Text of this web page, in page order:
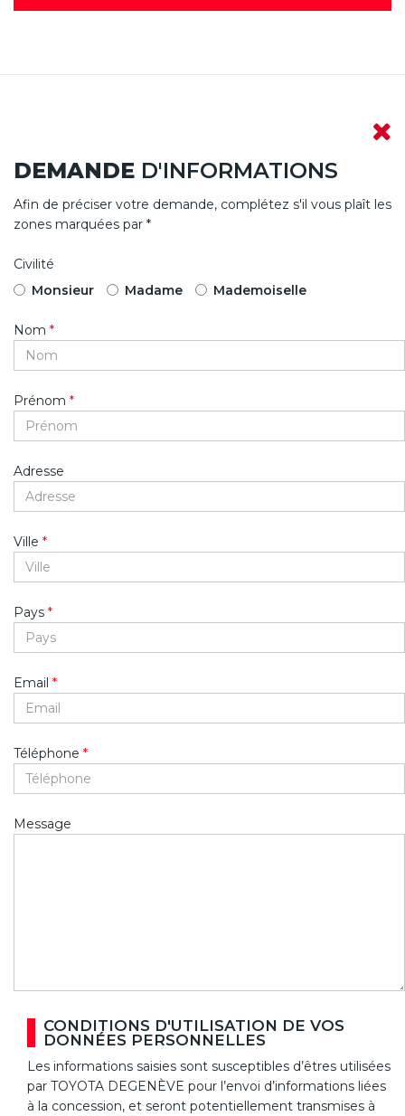
DEMANDE D'INFORMATIONS
Afin de préciser votre demande, complétez s'il vous plaît les
zones marquées par *
Civilité
Monsieur
Madame Mademoiselle
Nom *
Prénom *
Adresse
Ville *
Pays *
Email *
Téléphone *
Message
CONDITIONS D'UTILISATION DE VOS
DONNÉES PERSONNELLES
Les informations saisies sont susceptibles d’êtres utilisées
par TOYOTA DEGENÈVE pour l’envoi d’informations liées
à la concession, et seront potentiellement transmises à